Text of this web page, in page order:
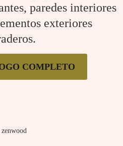
paredes interiores
exteriores
COMPLETO